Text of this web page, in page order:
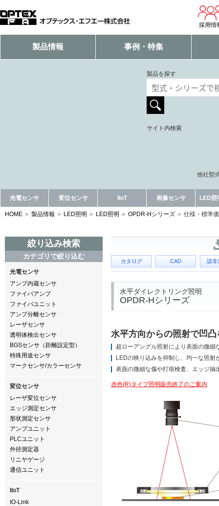
採用情
製品情報 事例・特集
製品を探す
サイト内検索
他社型
光電センサ 変位センサ IIoT 画像センサ LED照
HOME 製品情報 LED照明 LED照明 OPDR-Hシリーズ 仕様・標準
絞り込み検索
カテゴリで絞り込む
光電センサ
アンプ内蔵センサ
ファイバアンプ
ファイバユニット
アンプ分離センサ
レーザセンサ
透明体検出センサ
BGSセンサ（距離設定型）
特殊用途センサ
マークセンサ/カラーセンサ
変位センサ
レーザ変位センサ
エッジ測定センサ
形状測定センサ
アンプユニット
PLCユニット
外径測定器
リニヤゲージ
通信ユニット
IIoT
IO-Link
カタログ CAD 該非
水平ダイレクトリング照明
OPDR-Hシリーズ
水平方向からの照射で凹凸
超ローアングル照射により表面の微細
LEDの映り込みを抑制し、均一な照射
表面の微細な傷や打痕検査、エッジ抽
赤色(R)タイプ照明販売終了のご案内